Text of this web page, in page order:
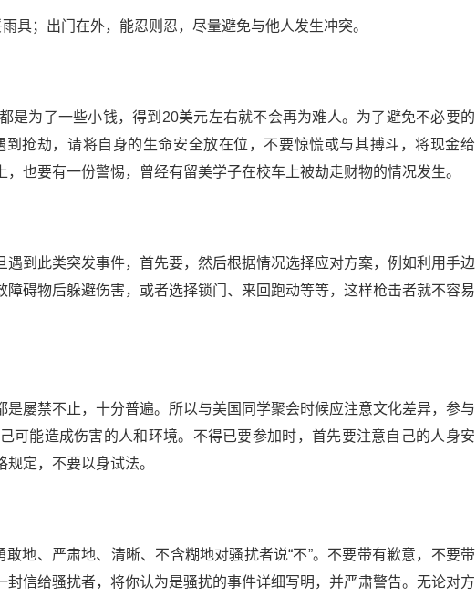
具；出门在外，能忍则忍，尽量避免与他人发生冲突。
是为了一些小钱，得到20美元左右就不会再为难人。为了避免不必要的
抢劫，请将自身的生命安全放在位，不要惊慌或与其搏斗，将现金给
也要有一份警惕，曾经有留美学子在校车上被劫走财物的情况发生。
到此类突发事件，首先要，然后根据情况选择应对方案，例如利用手边
碍物后躲避伤害，或者选择锁门、来回跑动等等，这样枪击者就不容易
屡禁不止，十分普遍。所以与美国同学聚会时候应注意文化差异，参与
可能造成伤害的人和环境。不得已要参加时，首先要注意自己的人身安
定，不要以身试法。
地、严肃地、清晰、不含糊地对骚扰者说“不”。不要带有歉意，不要带
信给骚扰者，将你认为是骚扰的事件详细写明，并严肃警告。无论对方